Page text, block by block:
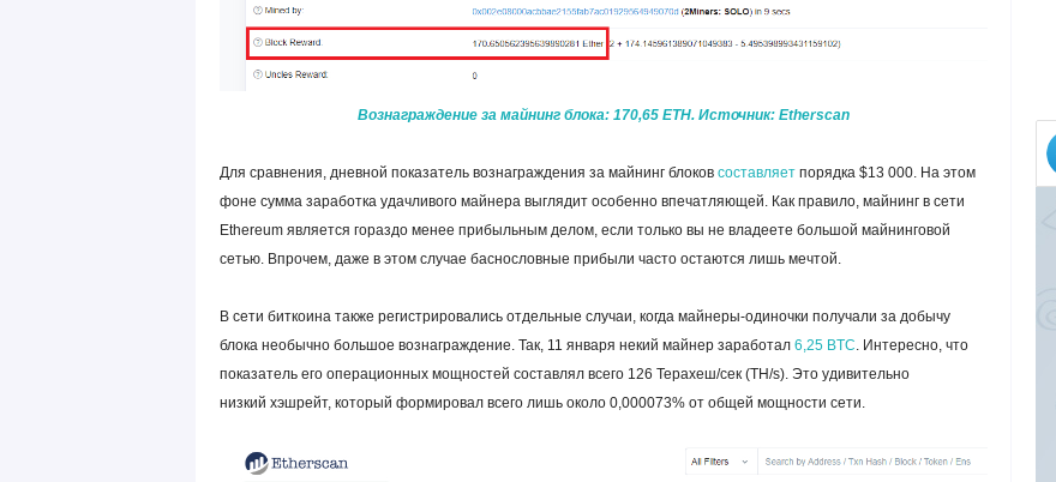
Вознаграждение за майнинг блока: 170,65 ETH. Источник: Etherscan
Для сравнения, дневной показатель вознаграждения за майнинг блоков составляетпорядка $13 000. На этом
фоне сумма заработка удачливого майнера выглядит особенно впечатляющей. Как правило, майнинг в сети
Ethereum является гораздо менее прибыльным делом, если только вы не владеете большой майнинговой
сетью. Впрочем, даже в этом случае баснословные прибыли часто остаются лишь мечтой.
В сети биткоина также регистрировались отдельные случаи, когда майнеры-одиночки получали за добычу
блока необычно большое вознаграждение. Так, 11 января некий майнер заработал 6,25 BTC. Интересно, что
показатель его операционных мощностей составлял всего 126 Терахеш/сек (TH/s). Это удивительно
низкий хэшрейт, который формировал всего лишь около 0,000073% от общей мощности сети.